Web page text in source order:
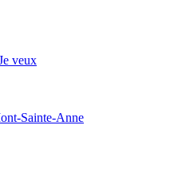
veux
Sainte-Anne